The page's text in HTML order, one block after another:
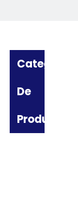
Categoria
De
Producto